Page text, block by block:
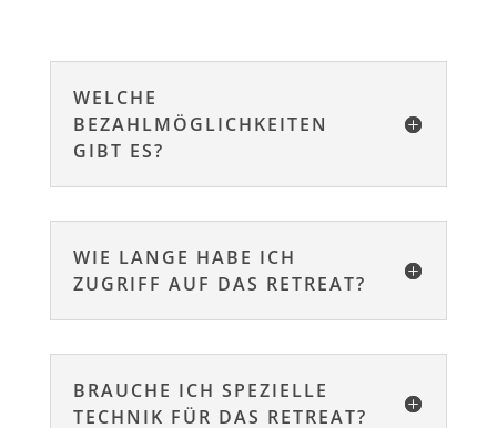
WELCHE
BEZAHLMÖGLICHKEITEN
GIBT ES?
WIE LANGE HABE ICH
ZUGRIFF AUF DAS RETREAT?
BRAUCHE ICH SPEZIELLE
TECHNIK FÜR DAS RETREAT?